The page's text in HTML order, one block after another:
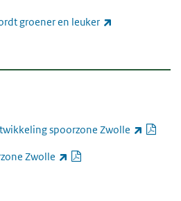
groener en leuker
spoorzone Zwolle
Zwolle